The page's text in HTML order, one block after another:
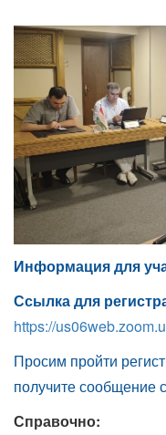
Информация для
Ссылка для
https://
Просим пройти
получите сообщение
Справочно: